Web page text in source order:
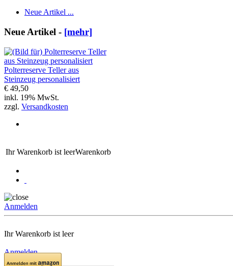
Neue Artikel ...
Neue Artikel - [mehr]
Polterreserve Teller aus
Steinzeug personalisiert
€ 49,50
inkl. 19% MwSt.
zzgl. Versandkosten
Ihr Warenkorb ist leerWarenkorb
Anmelden
Ihr Warenkorb ist leer
Anmelden
Email: